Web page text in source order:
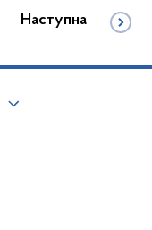
Наступна